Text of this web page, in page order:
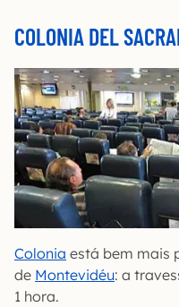
COLONIA DEL
Colonia está bem mais
de Montevidéu: a
1 hora.